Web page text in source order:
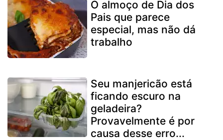
O almoço de Dia dos
Pais que parece
especial, mas não dá
trabalho
Seu manjericão está
ficando escuro na
geladeira?
Provavelmente é por
causa desse erro...